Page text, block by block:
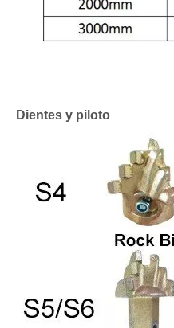
Dientes y piloto